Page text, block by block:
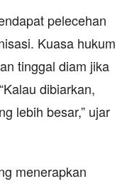
pelecehan
Kuasa hukum
tinggal diam jika
dibiarkan,
lebih besar,” ujar
menerapkan